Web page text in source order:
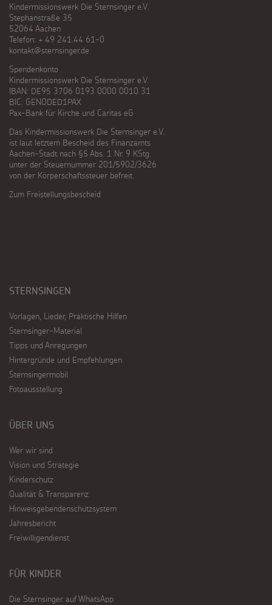
Kindermissionswerk Die Sternsinger e.V.
Stephanstraße 35
52064 Aachen
Telefon: + 49 241.44 61-0
kontakt@sternsinger.de
Spendenkonto
Kindermissionswerk Die Sternsinger e.V.
IBAN: DE95 3706 0193 0000 0010 31
BIC: GENODED1PAX
Pax-Bank für Kirche und Caritas eG
Das Kindermissionswerk Die Sternsinger e.V.
ist laut letztem Bescheid des Finanzamts
Aachen-Stadt nach §5 Abs. 1 Nr. 9 KStg.
unter der Steuernummer 201/5902/3626
von der Körperschaftssteuer befreit.
Zum Freistellungsbescheid
STERNSINGEN
Vorlagen, Lieder, Praktische Hilfen
Sternsinger-Material
Tipps und Anregungen
Hintergründe und Empfehlungen
Sternsingermobil
Fotoausstellung
ÜBER UNS
Wer wir sind
Vision und Strategie
Kinderschutz
Qualität & Transparenz
Hinweisgebendenschutzsystem
Jahresbericht
Freiwilligendienst
FÜR KINDER
Die Sternsinger auf WhatsApp